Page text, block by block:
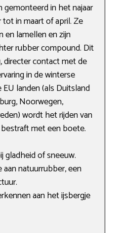
in het najaar
in maart of april. Ze
en lamellen en zijn
rubber compound. Dit
directer contact met de
in de winterse
landen (als Duitsland
Noorwegen,
wordt het rijden van
met een boete.
gladheid of sneeuw.
natuurrubber, een
aan het ijsbergje